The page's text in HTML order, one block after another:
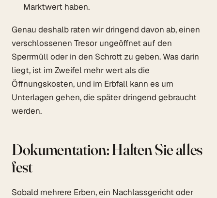
Marktwert haben.
Genau deshalb raten wir dringend davon ab, einen
verschlossenen Tresor ungeöffnet auf den
Sperrmüll oder in den Schrott zu geben. Was darin
liegt, ist im Zweifel mehr wert als die
Öffnungskosten, und im Erbfall kann es um
Unterlagen gehen, die später dringend gebraucht
werden.
Dokumentation: Halten Sie alles
fest
Sobald mehrere Erben, ein Nachlassgericht oder